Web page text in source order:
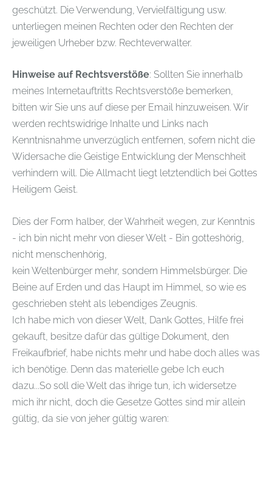
geschützt. Die Verwendung, Vervielfältigung usw.
unterliegen meinen Rechten oder den Rechten der
jeweiligen Urheber bzw. Rechteverwalter.
Hinweise auf Rechtsverstöße: Sollten Sie innerhalb
meines Internetauftritts Rechtsverstöße bemerken,
bitten wir Sie uns auf diese per Email hinzuweisen. Wir
werden rechtswidrige Inhalte und Links nach
Kenntnisnahme unverzüglich entfernen, sofern nicht die
Widersache die Geistige Entwicklung der Menschheit
verhindern will. Die Allmacht liegt letztendlich bei Gottes
Heiligem Geist.
Dies der Form halber, der Wahrheit wegen, zur Kenntnis
- ich bin nicht mehr von dieser Welt - Bin gotteshörig,
nicht menschenhörig,
kein Weltenbürger mehr, sondern Himmelsbürger. Die
Beine auf Erden und das Haupt im Himmel, so wie es
geschrieben steht als lebendiges Zeugnis.
Ich habe mich von dieser Welt, Dank Gottes, Hilfe frei
gekauft, besitze dafür das gültige Dokument, den
Freikaufbrief, habe nichts mehr und habe doch alles was
ich benötige. Denn das materielle gebe Ich euch
dazu...So soll die Welt das ihrige tun, ich widersetze
mich ihr nicht, doch die Gesetze Gottes sind mir allein
gültig, da sie von jeher gültig waren: